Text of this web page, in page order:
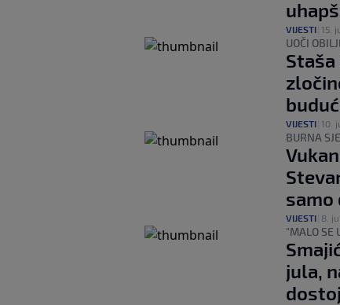
VIJESTI 15.
UOČI
VIJESTI 10.
BURNA
samo
VIJESTI 8. jul.
"MALO SE
jula,